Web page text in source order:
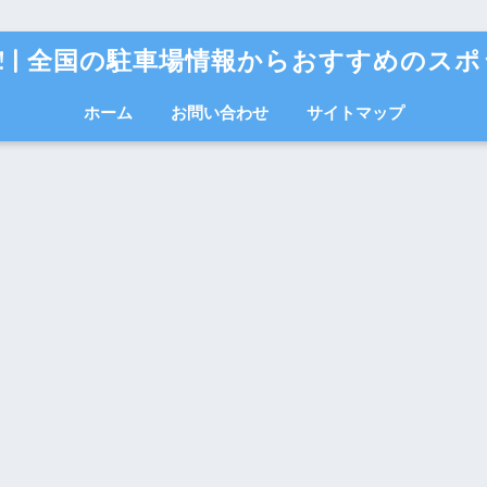
全国の駐車場情報からおすすめのス
ホーム お問い合わせ サイトマップ